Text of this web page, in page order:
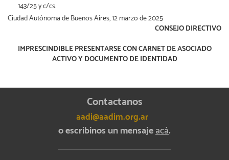
143/25 y c/cs.
Ciudad Autónoma de Buenos Aires, 12 marzo de 2025
CONSEJO DIRECTIVO
IMPRESCINDIBLE PRESENTARSE CON CARNET DE ASOCIADO
ACTIVO Y DOCUMENTO DE IDENTIDAD
Contactanos
aadi@aadim.org.ar
o escribinos un mensajeacá.